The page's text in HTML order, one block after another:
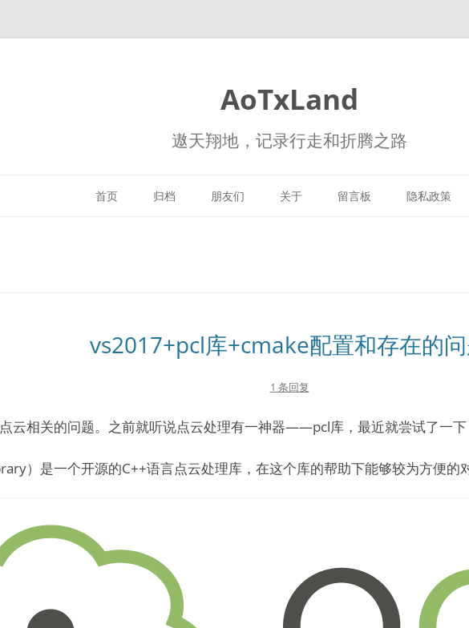
AoTxLand
遨天翔地，记录行走和折腾之路
至
正
首页 归档 朋友们 关于 留言板 隐私政策
vs2017+pcl库+cmake配置和存在的
1 条回复
云相关的问题。之前就听说点云处理有一神器——pcl库，最近就尝试了一
）是一个开源的C++语言点云处理库，在这个库的帮助下能够较为方便的